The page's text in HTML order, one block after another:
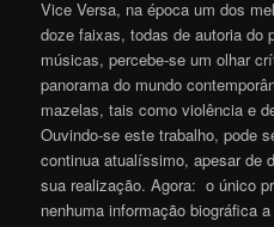
Vice Versa, na época um dos
doze faixas, todas de autoria do
músicas, percebe-se um olhar
panorama do mundo
mazelas, tais como violência e
Ouvindo-se este trabalho, pode
continua atualíssimo, apesar de
sua realização. Agora: o único
nenhuma informação biográfica